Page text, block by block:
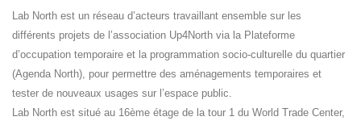
Lab North est un réseau d’acteurs travaillant ensemble sur les
différents projets de l’association Up4North via la Plateforme
d’occupation temporaire et la programmation socio-culturelle du quartier
(Agenda North), pour permettre des aménagements temporaires et
tester de nouveaux usages sur l’espace public.
Lab North est situé au 16ème étage de la tour 1 du World Trade Center,